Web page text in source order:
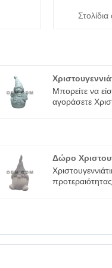
Μπορείτε να
αγοράσετε
Δώρο
εννέα
και η